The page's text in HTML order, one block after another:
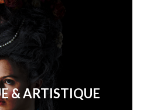
& ARTISTIQUE